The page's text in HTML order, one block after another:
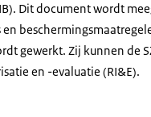
Dit document wordt
gewerkt. Zij kunnen de
en -evaluatie (RI&E).